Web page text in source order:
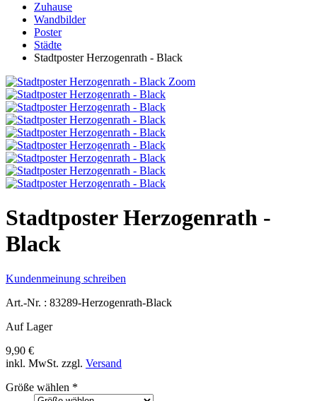
Zuhause
Wandbilder
Poster
Städte
Stadtposter Herzogenrath - Black
Zoom
Stadtposter Herzogenrath -
Black
Kundenmeinung schreiben
Art.-Nr. : 83289-Herzogenrath-Black
Auf Lager
9,90 €
inkl. MwSt. zzgl. Versand
Größe wählen *